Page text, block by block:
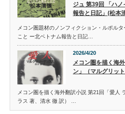
ジュ 第39回 「ハ
報告と日記」(松本
メコン圏題材のノンフィクション・ルポル
こと ー北ベトナム報告と日記…
2026/4/20
メコン圏を描く海
ン」（マルグリッ
メコン圏を描く海外翻訳小説 第21回「愛人
ラス 著、清水 徹 訳） …